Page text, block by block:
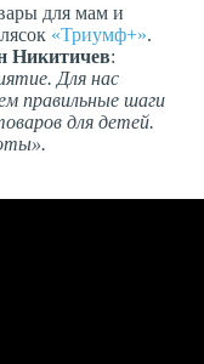
для мам и
«Триумф+».
Никитичев:
Для нас
правильные шаги
для детей.